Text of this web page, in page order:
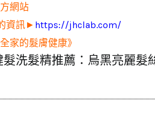
網站
資訊► https://jhclab.com/
家的髮膚健康》
髮洗髮精推薦：烏黑亮麗髮